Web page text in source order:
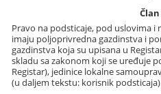
Član
Pravo na podsticaje, pod uslovima
imaju poljoprivredna gazdinstva i
gazdinstva koja su upisana u
skladu sa zakonom koji se uređuje
Registar), jedinice lokalne
(u daljem tekstu: korisnik